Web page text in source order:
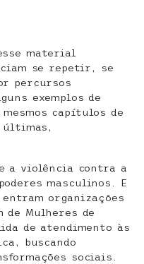
material
se repetir, se
percursos
exemplos de
capítulos de
últimas,
a violência contra a
masculinos. E
organizações
de Mulheres de
de atendimento às
buscando
sociais.